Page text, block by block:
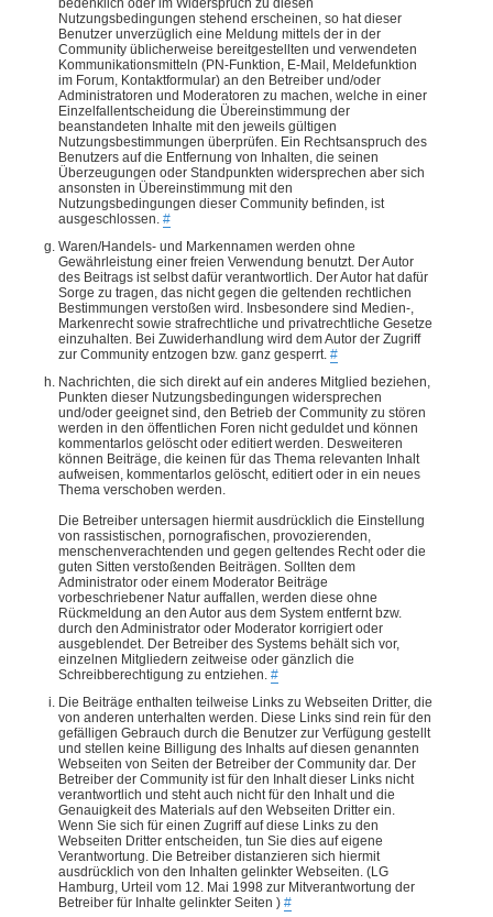
bedenklich oder im Widerspruch zu diesen
Nutzungsbedingungen stehend erscheinen, so hat dieser
Benutzer unverzüglich eine Meldung mittels der in der
Community üblicherweise bereitgestellten und verwendeten
Kommunikationsmitteln (PN-Funktion, E-Mail, Meldefunktion
im Forum, Kontaktformular) an den Betreiber und/oder
Administratoren und Moderatoren zu machen, welche in einer
Einzelfallentscheidung die Übereinstimmung der
beanstandeten Inhalte mit den jeweils gültigen
Nutzungsbestimmungen überprüfen. Ein Rechtsanspruch des
Benutzers auf die Entfernung von Inhalten, die seinen
Überzeugungen oder Standpunkten widersprechen aber sich
ansonsten in Übereinstimmung mit den
Nutzungsbedingungen dieser Community befinden, ist
ausgeschlossen. #
Waren/Handels- und Markennamen werden ohne
Gewährleistung einer freien Verwendung benutzt. Der Autor
des Beitrags ist selbst dafür verantwortlich. Der Autor hat dafür
Sorge zu tragen, das nicht gegen die geltenden rechtlichen
Bestimmungen verstoßen wird. Insbesondere sind Medien-,
Markenrecht sowie strafrechtliche und privatrechtliche Gesetze
einzuhalten. Bei Zuwiderhandlung wird dem Autor der Zugriff
zur Community entzogen bzw. ganz gesperrt. #
Nachrichten, die sich direkt auf ein anderes Mitglied beziehen,
Punkten dieser Nutzungsbedingungen widersprechen
und/oder geeignet sind, den Betrieb der Community zu stören
werden in den öffentlichen Foren nicht geduldet und können
kommentarlos gelöscht oder editiert werden. Desweiteren
können Beiträge, die keinen für das Thema relevanten Inhalt
aufweisen, kommentarlos gelöscht, editiert oder in ein neues
Thema verschoben werden.
Die Betreiber untersagen hiermit ausdrücklich die Einstellung
von rassistischen, pornografischen, provozierenden,
menschenverachtenden und gegen geltendes Recht oder die
guten Sitten verstoßenden Beiträgen. Sollten dem
Administrator oder einem Moderator Beiträge
vorbeschriebener Natur auffallen, werden diese ohne
Rückmeldung an den Autor aus dem System entfernt bzw.
durch den Administrator oder Moderator korrigiert oder
ausgeblendet. Der Betreiber des Systems behält sich vor,
einzelnen Mitgliedern zeitweise oder gänzlich die
Schreibberechtigung zu entziehen. #
Die Beiträge enthalten teilweise Links zu Webseiten Dritter, die
von anderen unterhalten werden. Diese Links sind rein für den
gefälligen Gebrauch durch die Benutzer zur Verfügung gestellt
und stellen keine Billigung des Inhalts auf diesen genannten
Webseiten von Seiten der Betreiber der Community dar. Der
Betreiber der Community ist für den Inhalt dieser Links nicht
verantwortlich und steht auch nicht für den Inhalt und die
Genauigkeit des Materials auf den Webseiten Dritter ein.
Wenn Sie sich für einen Zugriff auf diese Links zu den
Webseiten Dritter entscheiden, tun Sie dies auf eigene
Verantwortung. Die Betreiber distanzieren sich hiermit
ausdrücklich von den Inhalten gelinkter Webseiten. (LG
Hamburg, Urteil vom 12. Mai 1998 zur Mitverantwortung der
Betreiber für Inhalte gelinkter Seiten ) #